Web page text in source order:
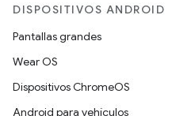
DISPOSITIVOS ANDROID
Pantallas grandes
Wear OS
Dispositivos ChromeOS
Android para vehículos